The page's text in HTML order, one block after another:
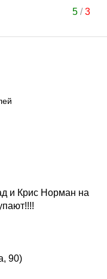
5/3
и Крис Норман на
90)